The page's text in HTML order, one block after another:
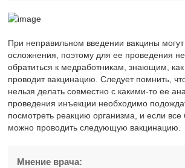
При неправильном введении вакцины могут
осложнения, поэтому для ее проведения
обратиться к медработникам, знающим,
проводит вакцинацию. Следует помнить,
нельзя делать совместно с какими-то ее
проведения инъекции необходимо
посмотреть реакцию организма, и если
можно проводить следующую вакцинацию.
Мнение врача: